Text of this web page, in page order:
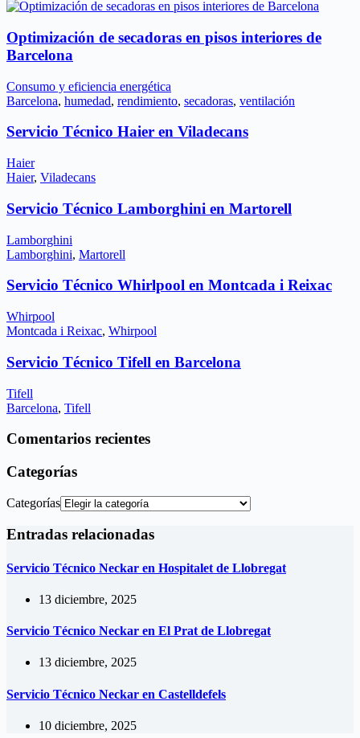
Optimización de secadoras en pisos interiores de
Barcelona
Consumo y eficiencia energética
Barcelona, humedad, rendimiento, secadoras, ventilación
Servicio Técnico Haier en Viladecans
Haier
Haier, Viladecans
Servicio Técnico Lamborghini en Martorell
Lamborghini
Lamborghini, Martorell
Servicio Técnico Whirlpool en Montcada i Reixac
Whirpool
Montcada i Reixac, Whirpool
Servicio Técnico Tifell en Barcelona
Tifell
Barcelona, Tifell
Comentarios recientes
Categorías
Categorías
Entradas relacionadas
Servicio Técnico Neckar en Hospitalet de Llobregat
13 diciembre, 2025
Servicio Técnico Neckar en El Prat de Llobregat
13 diciembre, 2025
Servicio Técnico Neckar en Castelldefels
10 diciembre, 2025